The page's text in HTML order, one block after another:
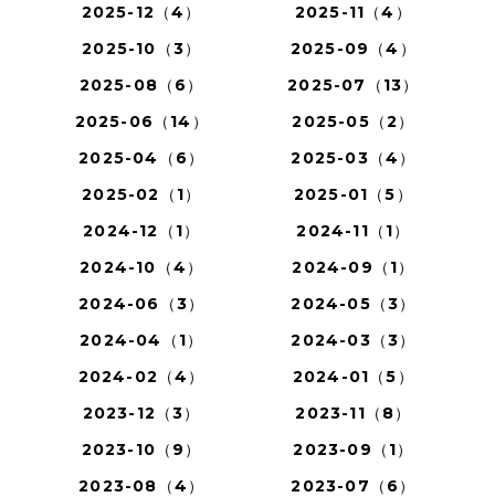
2025-12（4）
2025-11（4）
2025-10（3）
2025-09（4）
2025-08（6）
2025-07（13）
2025-06（14）
2025-05（2）
2025-04（6）
2025-03（4）
2025-02（1）
2025-01（5）
2024-12（1）
2024-11（1）
2024-10（4）
2024-09（1）
2024-06（3）
2024-05（3）
2024-04（1）
2024-03（3）
2024-02（4）
2024-01（5）
2023-12（3）
2023-11（8）
2023-10（9）
2023-09（1）
2023-08（4）
2023-07（6）